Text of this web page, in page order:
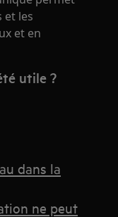
et les
et en
utile ?
dans la
ne peut